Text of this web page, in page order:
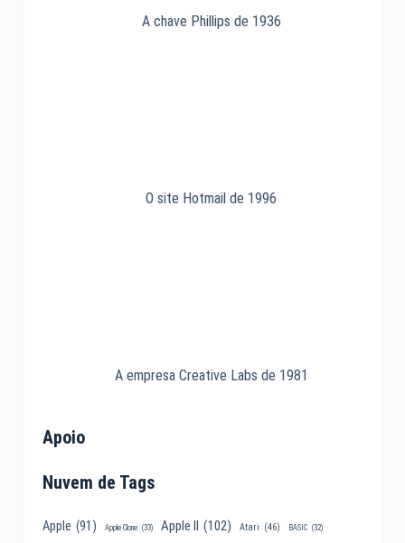
A chave Phillips de 1936
O site Hotmail de 1996
A empresa Creative Labs de 1981
Apoio
Nuvem de Tags
Apple (91) Apple Clone (33) Apple II (102) Atari (46) BASIC (32)